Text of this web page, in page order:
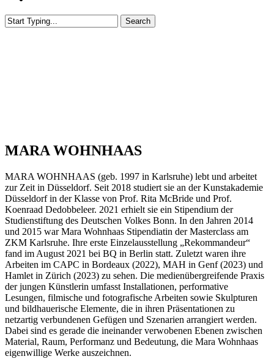
Search
MARA WOHNHAAS
MARA WOHNHAAS (geb. 1997 in Karlsruhe) lebt und arbeitet
zur Zeit in Düsseldorf. Seit 2018 studiert sie an der Kunstakademie
Düsseldorf in der Klasse von Prof. Rita McBride und Prof.
Koenraad Dedobbeleer. 2021 erhielt sie ein Stipendium der
Studienstiftung des Deutschen Volkes Bonn. In den Jahren 2014
und 2015 war Mara Wohnhaas Stipendiatin der Masterclass am
ZKM Karlsruhe. Ihre erste Einzelausstellung „Rekommandeur“
fand im August 2021 bei BQ in Berlin statt. Zuletzt waren ihre
Arbeiten im CAPC in Bordeaux (2022), MAH in Genf (2023) und
Hamlet in Zürich (2023) zu sehen. Die medienübergreifende Praxis
der jungen Künstlerin umfasst Installationen, performative
Lesungen, filmische und fotografische Arbeiten sowie Skulpturen
und bildhauerische Elemente, die in ihren Präsentationen zu
netzartig verbundenen Gefügen und Szenarien arrangiert werden.
Dabei sind es gerade die ineinander verwobenen Ebenen zwischen
Material, Raum, Performanz und Bedeutung, die Mara Wohnhaas
eigenwillige Werke auszeichnen.